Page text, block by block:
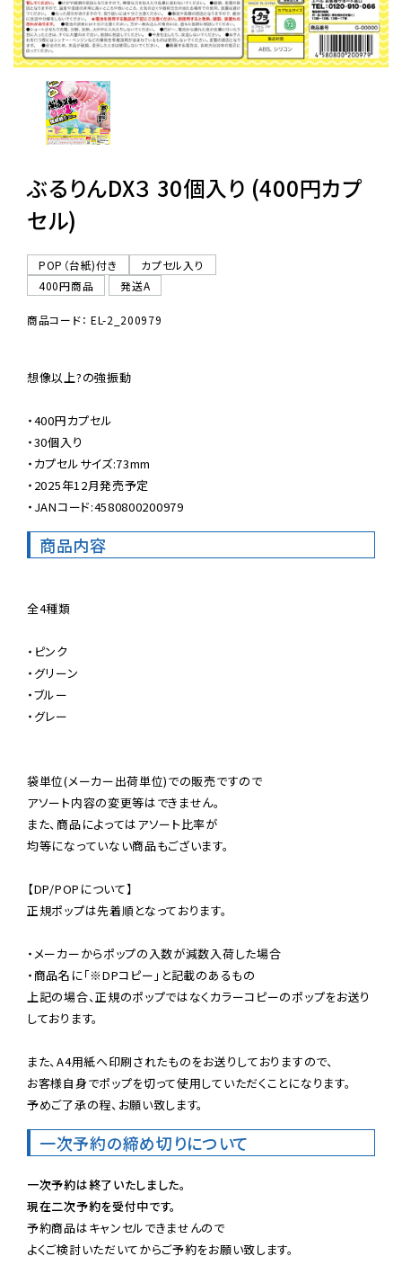
よくあるご質問
06-6282-7659
ぶるりんDX３ 30個入り (400円カプ
セル)
POP（台紙)付き
カプセル入り
400円商品
発送A
商品コード： EL-2_200979
想像以上?の強振動
・400円カプセル
・30個入り
・カプセルサイズ:73mm
・2025年12月発売予定
・JANコード:4580800200979
商品内容
全4種類
・ピンク
・グリーン
・ブルー
・グレー
袋単位(メーカー出荷単位)での販売ですので
アソート内容の変更等はできません。
また、商品によってはアソート比率が
均等になっていない商品もございます。
【DP/POPについて】
正規ポップは先着順となっております。
・メーカーからポップの入数が減数入荷した場合
・商品名に「※DPコピー」と記載のあるもの
上記の場合、正規のポップではなくカラーコピーのポップをお送り
しております。
また、A4用紙へ印刷されたものをお送りしておりますので、
お客様自身でポップを切って使用していただくことになります。
予めご了承の程、お願い致します。
一次予約の締め切りについて
一次予約は終了いたしました。
現在二次予約を受付中です。
予約商品はキャンセルできませんので
よくご検討いただいてからご予約をお願い致します。